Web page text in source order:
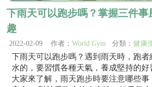
下雨天可以跑步嗎？掌握三件事
趣
2022-02-09 作者： World Gym 分類： 健康
下雨天可以跑步嗎？遇到雨天時，跑
水的，要習慣各種天氣，養成堅持的
大家來了解，雨天跑步時要注意哪些事